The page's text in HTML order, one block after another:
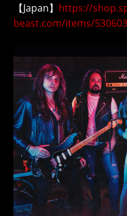
【Japan】 https://
beast.com/items/